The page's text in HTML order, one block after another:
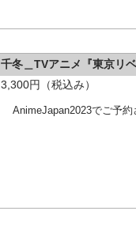
千冬＿TVアニメ『東京リ
3,300円（税込み）
AnimeJapan2023でご予